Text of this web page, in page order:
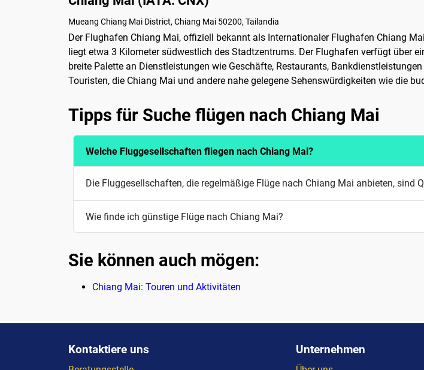
Mueang Chiang Mai District, Chiang Mai 50200, Tailandia
Der Flughafen Chiang Mai, offiziell bekannt als Internationaler Flughafen Chiang
liegt etwa 3 Kilometer südwestlich des Stadtzentrums. Der Flughafen verfügt über
breite Palette an Dienstleistungen wie Geschäfte, Restaurants,
Touristen, die Chiang Mai und andere nahe gelegene Sehenswürdigkeiten wie die
Tipps für Suche flügen nach Chiang Mai
Welche Fluggesellschaften fliegen nach Chiang Mai?
Die Fluggesellschaften, die regelmäßige Flüge nach Chiang Mai anbieten, sind
Wie finde ich günstige Flüge nach Chiang Mai?
Sie können auch mögen:
Chiang Mai: Touren und Aktivitäten
Kontaktiere uns Unternehmen